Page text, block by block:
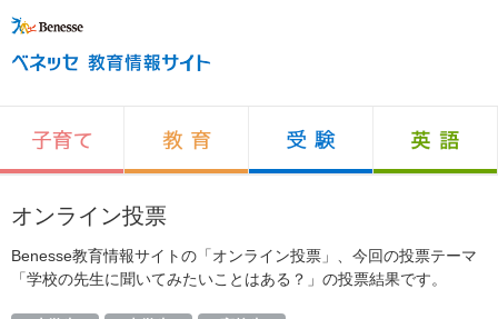
オンライン投票
Benesse教育情報サイトの「オンライン投票」、今回の投票テーマ
「学校の先生に聞いてみたいことはある？」の投票結果です。